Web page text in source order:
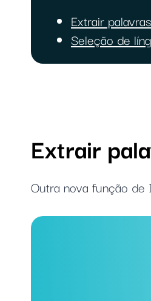
Extrair
Seleção de
Extrair
Outra nova função